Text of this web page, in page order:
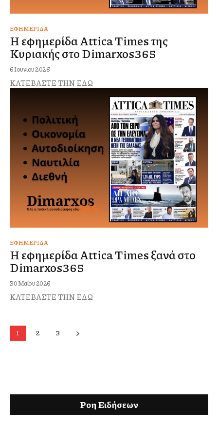
ΕΦΗΜΕΡΊΔΑ
Η εφημερίδα Attica Times της
Κυριακής στο Dimarxos365
6 Ιουνίου 2026
ΚΑΤΕΒΑΣΤΕ ΤΗΝ ΕΔΩ
ΕΦΗΜΕΡΊΔΑ
Η εφημερίδα Attica Times ξανά στο
Dimarxos365
30 Μαΐου 2026
ΚΑΤΕΒΑΣΤΕ ΤΗΝ ΕΔΩ
1 2 3
Ροη Ειδήσεων